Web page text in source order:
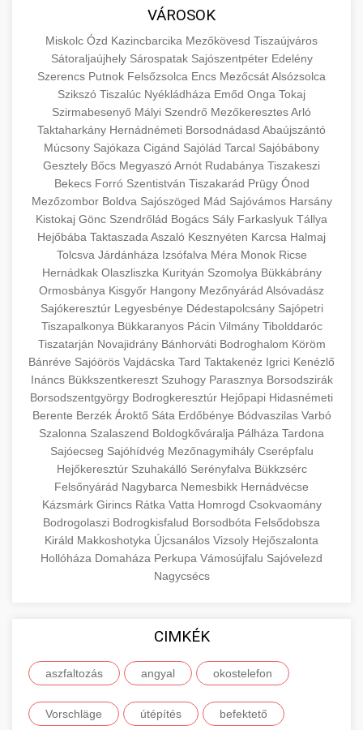
minőségi backlink szolgáltatás
közgazdaságtanban és az üzleti életben.
Ismerje meg a terméktípusokat és szolgáltatási
kategóriákat.
en.wikipedia.org gazdasági koncepciók
Információk az EU finanszírozási
lehetőségeiről, pályázatokról és pénzügyi
támogatási programokról. Maradjon tájékozott
a vállalkozások és projektek számára elérhető
forrásokról.
kozter.com - EU-s pénzek
EU pályázati programok
🚀 7. SEO Ügynökség +
Szakértő keresőmotor-optimalizálási
szolgáltatások webhelye láthatóságának és
organikus forgalmának javításához. Technikai
SEO, tartalom optimalizálás és még sok más.
onlinemarketing101.biz
keresési optimalizálási szakértők
💎 8. Mellplasztika +
Professzionális mellnagyobbítási szolgáltatások
tapasztalt sebészekkel. Tudjon meg többet az
eljárásokról, a gyógyulásról és a konzultációs
lehetőségekről az esztétikai fejlesztéshez.
szeptest.com kozmetikai mellsebészet
✨ 9. Hasplasztika +
Szakértő hasplasztikai eljárások laposabb,
feszesebb has eléréséhez. Konzultáció
minősített plasztikai sebészekkel és átfogó
utókezeléssel.
szeptest.com has kontúrozó műtét
👁️ 10. Szemhéjplasztika +
Professzionális blefaroplasztikai eljárások
megjelenése frissítéséhez. Felső és alsó
szemhéjműtét tapasztalt kozmetikai
sebészekkel.
szeptest.com szemhéj kozmetikai eljárás
📈 11. Paciensek Számának
150%-os Növelése
+
Esettanulmány, amely bemutatja a
pácienskonsultációk 150%-os növekedését
stratégiai marketing révén. Ismerje meg a
bevált módszereket a klinika növekedéséhez.
gildedeu.org
klinikai páciensek növekedése
🏥 12. Klinika Sikere -
Részletes Esettanulmány
+
Részletes elemzés a sikeres klinikai
stratégiákról, amelyek jelentős páciensszerzési
javulást és praxis bővítést eredményeztek.
checkmydentist.com
orvosi praxis sikere
🤖 13. 150%-kal Több
Bejelentkezés AI Marketinggel+
Fedezze fel, hogyan növelték az AI-vezérelt
marketing stratégiák a páciensregisztrációkat
life3.net AI marketing eredmények
🎯 14. Praxis Felfuttatása - Az
Átfogó útmutató orvosi praxisa méretezéséhez.
Bevált stratégiák páciensszerzéshez,
megtartáshoz és praxis fejlesztéshez.
munkavedelemestuzvedelem.org
📊 15. Szemhéjplasztika és a
150%-os Páciens Növekedés +
Valós eredmények, amelyek drámai
VÁROSOK
Miskolc Ózd Kazincbarcika Mezőkövesd Tiszaújváros
Sátoraljaújhely Sárospatak Sajószentpéter Edelény
Szerencs Putnok Felsőzsolca Encs MezőcsátAlsózsolca
Szikszó Tiszalúc Nyékládháza Emőd Onga Tokaj
Szirmabesenyő Mályi Szendrő MezőkeresztesArló
Taktaharkány Hernádnémeti Borsodnádasd Abaújszántó
Múcsony Sajókaza Cigánd Sajólád Tarcal Sajóbábony
Gesztely Bőcs MegyaszóArnót Rudabánya Tiszakeszi
Bekecs Forró Szentistván Tiszakarád Prügy Ónod
Mezőzombor Boldva Sajószöged Mád Sajóvámos Harsány
Kistokaj Gönc Szendrőlád Bogács Sály Farkaslyuk Tállya
Hejőbába Taktaszada Aszaló Kesznyéten Karcsa Halmaj
Tolcsva Járdánháza Izsófalva Méra Monok Ricse
Hernádkak Olaszliszka Kurityán Szomolya Bükkábrány
Ormosbánya Kisgyőr Hangony Mezőnyárád Alsóvadász
Sajókeresztúr Legyesbénye Dédestapolcsány Sajópetri
Tiszapalkonya Bükkaranyos Pácin Vilmány Tibolddaróc
Tiszatarján Novajidrány Bánhorváti Bodroghalom Köröm
Bánréve Sajóörös Vajdácska Tard Taktakenéz Igrici Kenézlő
Ináncs Bükkszentkereszt Szuhogy Parasznya Borsodszirák
Borsodszentgyörgy Bodrogkeresztúr Hejőpapi Hidasnémeti
Berente Berzék Ároktő Sáta Erdőbénye Bódvaszilas Varbó
Szalonna Szalaszend Boldogkőváralja Pálháza Tardona
Sajóecseg Sajóhídvég Mezőnagymihály Cserépfalu
Hejőkeresztúr Szuhakálló Serényfalva Bükkzsérc
Felsőnyárád Nagybarca Nemesbikk Hernádvécse
Kázsmárk Girincs Rátka Vatta Homrogd Csokvaomány
Bodrogolaszi Bodrogkisfalud Borsodbóta Felsődobsza
Királd Makkoshotyka Újcsanálos Vizsoly Hejőszalonta
Hollóháza Domaháza Perkupa Vámosújfalu Sajóvelezd
Nagycsécs
CIMKÉK
aszfaltozás angyal okostelefon
Vorschläge útépítés befektető